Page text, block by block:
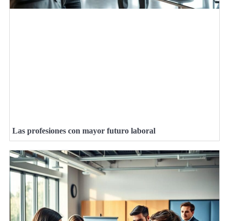
Las profesiones con mayor futuro laboral